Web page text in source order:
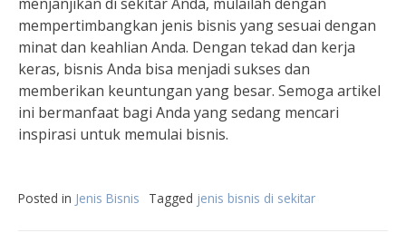
mempertimbangkan jenis bisnis yang sesuai dengan
minat dan keahlian Anda. Dengan tekad dan kerja
keras, bisnis Anda bisa menjadi sukses dan
memberikan keuntungan yang besar. Semoga artikel
ini bermanfaat bagi Anda yang sedang mencari
inspirasi untuk memulai bisnis.
Posted in Jenis Bisnis Tagged jenis bisnis di sekitar